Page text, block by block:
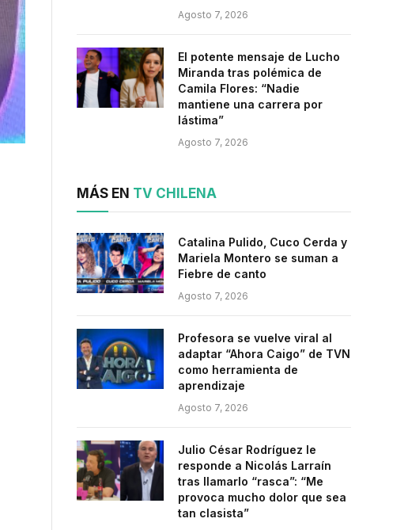
Agosto 7, 2026
El potente mensaje de Lucho
Miranda tras polémica de
Camila Flores: “Nadie
mantiene una carrera por
lástima”
Agosto 7, 2026
MÁS EN TV CHILENA
Catalina Pulido, Cuco Cerda y
Mariela Montero se suman a
Fiebre de canto
Agosto 7, 2026
Profesora se vuelve viral al
adaptar “Ahora Caigo” de TVN
como herramienta de
aprendizaje
Agosto 7, 2026
Julio César Rodríguez le
responde a Nicolás Larraín
tras llamarlo “rasca”: “Me
provoca mucho dolor que sea
tan clasista”